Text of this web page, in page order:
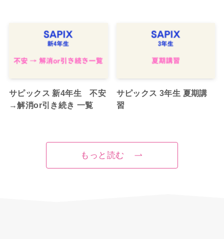
サピックス 新4年生 不安
→解消or引き続き 一覧
サピックス 3年生 夏期講
習
もっと読む